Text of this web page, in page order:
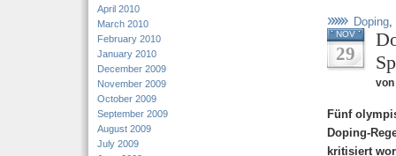
April 2010
March 2010
February 2010
January 2010
December 2009
November 2009
October 2009
September 2009
August 2009
July 2009
Doping,
NOV
29
von
Fünf
Doping-
kritisiert